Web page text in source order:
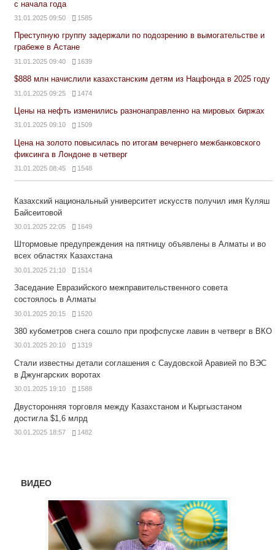
с начала года
31.01.2025 09:50 1585
Преступную группу задержали по подозрению в вымогательстве и
грабеже в Астане
31.01.2025 09:40 1639
$888 млн начислили казахстанским детям из Нацфонда в 2025 году
31.01.2025 09:25 1474
Цены на нефть изменились разнонаправленно на мировых биржах
31.01.2025 09:10 1509
Цена на золото повысилась по итогам вечернего межбанковского
фиксинга в Лондоне в четверг
31.01.2025 08:45 1548
Казахский национальный университет искусств получил имя Куляш
Байсеитовой
30.01.2025 22:05 1649
Штормовые предупреждения на пятницу объявлены в Алматы и во
всех областях Казахстана
30.01.2025 21:10 1514
Заседание Евразийского межправительственного совета
состоялось в Алматы
30.01.2025 20:15 1520
380 кубометров снега сошло при профспуске лавин в четверг в ВКО
30.01.2025 20:10 1319
Стали известны детали соглашения с Саудовской Аравией по ВЭС
в Джунгарских воротах
30.01.2025 19:10 1588
Двусторонняя торговля между Казахстаном и Кыргызстаном
достигла $1,6 млрд
30.01.2025 18:57 1482
ВИДЕО